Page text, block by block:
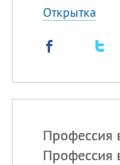
Открытка
Профессия
Профессия